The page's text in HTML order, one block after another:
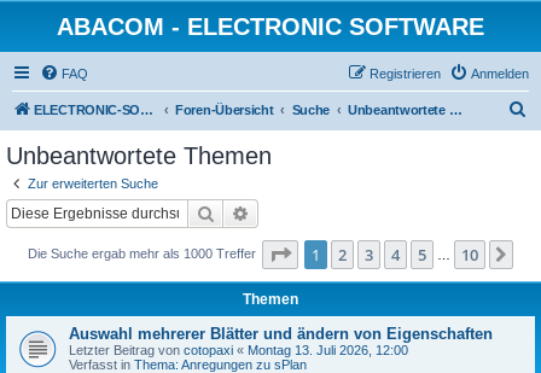
ABACOM - ELECTRONIC SOFTWARE
FAQ Anmelden
Registrieren
ELECTRONIC-SOFWARE-SHOP Foren-Übersicht Suche Unbeantwortete Themen
Unbeantwortete Themen
Zur erweiterten Suche
Suche
Die Suche ergab mehr als 1000 Treffer Seite 1von 10
1 2 3 4 5 10
Themen
Auswahl mehrerer Blätter und ändern von Eigenschaften
Letzter Beitrag von cotopaxi « Montag 13. Juli 2026, 12:00
Verfasst in Thema: Anregungen zu sPlan